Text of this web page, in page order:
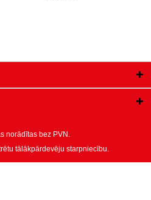
norādītas bez PVN.
tālākpārdevēju starpniecību.